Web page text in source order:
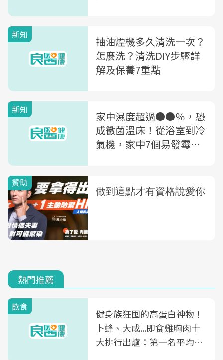
新知
抽油煙機多久清洗一次？
怎麼洗？清洗DIY步驟詳
解及保養7重點
新知
家中濕度超過●●％，恐
成黴菌溫床！從浴室到冷
氣機，家中7個易發霉角
熱門推薦
飲食
健身族狂囤的高蛋白神物！
卜蜂、大成...即食雞胸肉十
大排行出爐：第一名平均一